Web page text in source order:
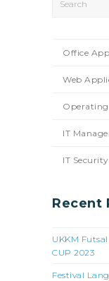
Office
Web
IT
IT Security
Recent
UKKM
CUP 2023
Festival